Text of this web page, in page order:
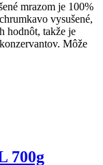
mrazom je 100%
vysušené,
hodnôt, takže je
Môže
700g